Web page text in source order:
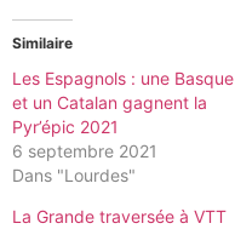
Similaire
Les Espagnols : une Basque
et un Catalan gagnent la
Pyr’épic 2021
6 septembre 2021
Dans "Lourdes"
La Grande traversée à VTT